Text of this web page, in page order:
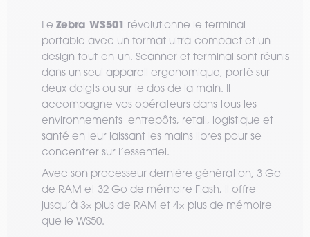
Le Zebra WS501 révolutionne le terminal
portable avec un format ultra-compact et un
design tout-en-un. Scanner et terminal sont réunis
dans un seul appareil ergonomique, porté sur
deux doigts ou sur le dos de la main. Il
accompagne vos opérateurs dans tous les
environnements entrepôts, retail, logistique et
santé en leur laissant les mains libres pour se
concentrer sur l’essentiel.
Avec son processeur dernière génération, 3 Go
de RAM et 32 Go de mémoire Flash, il offre
jusqu’à 3× plus de RAM et 4× plus de mémoire
que le WS50.